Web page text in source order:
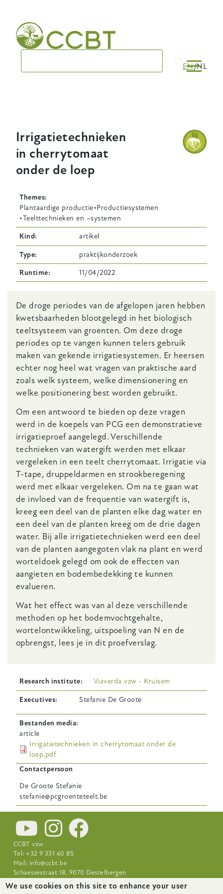
main
navigation
EN NL
Irrigatietechnieken
in cherrytomaat
onder de loep
Themes
Plantaardige productie Productiesystemen
Teelttechnieken en –systemen
Kind artikel
Type praktijkonderzoek
Runtime 11/04/2022
Body
De droge periodes van de afgelopen jaren hebben
kwetsbaarheden blootgelegd in het biologisch
teeltsysteem van groenten. Om deze droge
periodes op te vangen kunnen telers gebruik
maken van gekende irrigatiesystemen. Er heersen
echter nog heel wat vragen van praktische aard
zoals welk systeem, welke dimensionering en
welke positionering best worden gebruikt.
Om een antwoord te bieden op deze vragen
werd in de koepels van PCG een demonstratieve
irrigatieproef aangelegd. Verschillende
technieken van watergift werden met elkaar
vergeleken in een teelt cherrytomaat. Irrigatie via
T-tape, druppeldarmen en strookberegening
werd met elkaar vergeleken. Om na te gaan wat
de invloed van de frequentie van watergift is,
kreeg een deel van de planten elke dag water en
een deel van de planten kreeg om de drie dagen
water. Bij alle irrigatietechnieken werd een deel
van de planten aangegoten vlak na plant en werd
worteldoek gelegd om ook de effecten van
aangieten en bodembedekking te kunnen
evalueren.
Wat het effect was van al deze verschillende
methoden op het bodemvochtgehalte,
wortelontwikkeling, uitspoeling van N en de
opbrengst, lees je in dit proefverslag.
Research institute Viaverda vzw - Kruisem
Executives Stefanie De Groote
Bestanden media
article
Irrigatietechnieken in cherrytomaat onder de
loep.pdf
Contactpersoon
De Groote Stefanie
stefanie@pcgroenteteelt.be
CCBT vzw
Tel: +32 9 331 60 85
Mail: info@ccbt.be
Schaessestraat 18, 9070 Destelbergen
Footer-
News About Research Centres
We use cookies on this site to enhance your user